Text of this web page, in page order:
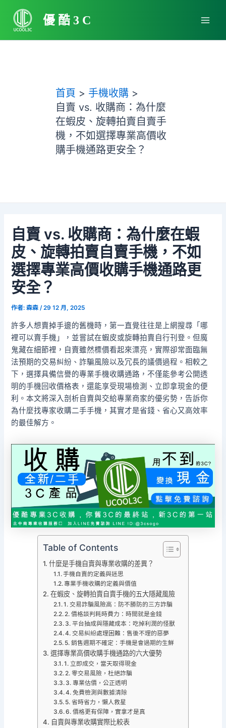
要
優酷3C
首頁
手機收購
自賣 vs. 收購商：為什麼
在蝦皮、旋轉拍賣自賣手
機，不如選擇專業高價收
購手機通路更安全？
自賣 vs. 收購商：為什麼在蝦
皮、旋轉拍賣自賣手機，不如
選擇專業高價收購手機通路更
安全？
作者:森森/29 12 月, 2025
許多人想賣掉手邊的舊機時，第一直覺往往是上網搜尋「哪
裡可以賣手機」，並嘗試在蝦皮或旋轉拍賣自行刊登。但魔
鬼藏在細節裡，自賣雖然標價看起來漂亮，實際卻常面臨無
法預期的交易糾紛、詐騙風險以及冗長的議價過程。相較之
下，選擇具備信譽的專業手機收購通路，不僅能參考公開透
明的手機回收價格表，還能享受現場檢測、立即拿現金的便
利。本文將深入剖析自賣與交給專業商家的優劣勢，告訴你
為什麼找專家收購二手手機，其實才是省錢、省心又高效率
的最佳解方。
Table of Contents
什麼是手機自賣與專業收購的差異？
手機自賣的定義與迷思
專業手機收購的定義與價值
在蝦皮、旋轉拍賣自賣手機的五大隱藏風險
1. 交易詐騙風險高：防不勝防的三方詐騙
2. 價格談判耗時費力：時間就是金錢
3. 平台抽成與隱藏成本：吃掉利潤的怪獸
4. 交易糾紛處理困難：售後不理的惡夢
5. 銷售週期不確定：手機是會過期的生鮮
選擇專業高價收購手機通路的六大優勢
1. 立即成交，當天取得現金
2. 零交易風險，杜絕詐騙
3. 專業估價，公正透明
4. 免費檢測與數據清除
5. 省時省力，懶人救星
6. 價格更有保障，實拿才是真
自賣與專業收購實際比較表